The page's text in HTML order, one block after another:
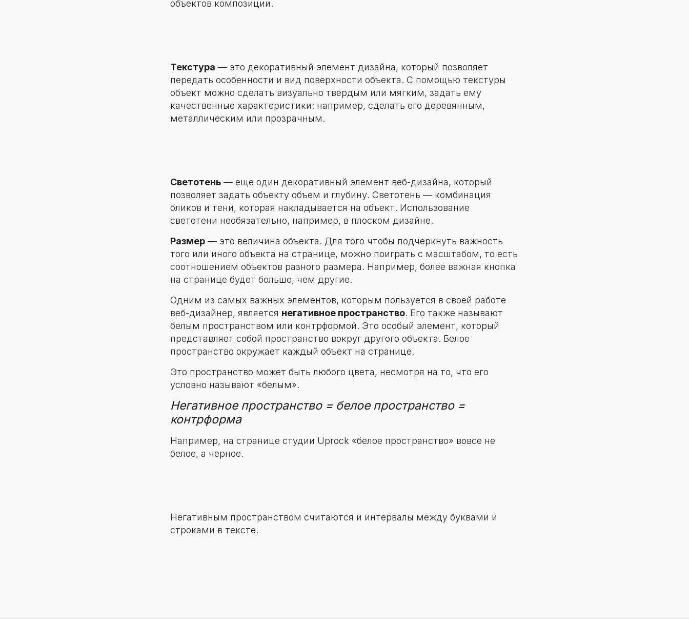
объектов композиции.
Текстура — это декоративный элемент дизайна, который позволяет
передать особенности и вид поверхности объекта. С помощью текстуры
объект можно сделать визуально твердым или мягким, задать ему
качественные характеристики: например, сделать его деревянным,
металлическим или прозрачным.
Светотень — еще один декоративный элемент веб-дизайна, который
позволяет задать объекту объем и глубину. Светотень — комбинация
бликов и тени, которая накладывается на объект. Использование
светотени необязательно, например, в плоском дизайне.
Размер — это величина объекта. Для того чтобы подчеркнуть важность
того или иного объекта на странице, можно поиграть с масштабом, то есть
соотношением объектов разного размера. Например, более важная кнопка
на странице будет больше, чем другие.
Одним из самых важных элементов, которым пользуется в своей работе
веб-дизайнер, является негативное пространство. Его также называют
белым пространством или контрформой. Это особый элемент, который
представляет собой пространство вокруг другого объекта. Белое
пространство окружает каждый объект на странице.
Это пространство может быть любого цвета, несмотря на то, что его
условно называют «белым».
Негативное пространство = белое пространство =
контрформа
Например, на странице студии Uprock «белое пространство» вовсе не
белое, а черное.
Негативным пространством считаются и интервалы между буквами и
строками в тексте.